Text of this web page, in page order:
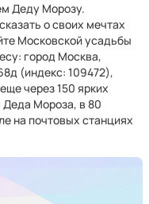
Деду Морозу.
о своих мечтах
Московской усадьбы
город Москва,
(индекс: 109472),
через 150 ярких
Мороза, в 80
на почтовых станциях